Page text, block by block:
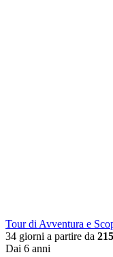
Tour di Avventura e
34 giorni a partire da
Dai 6 anni